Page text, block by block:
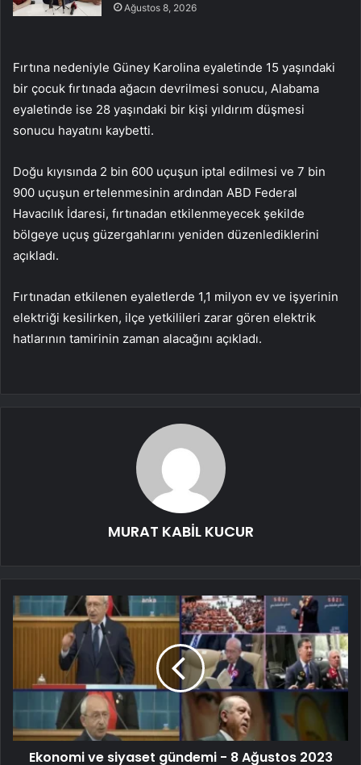
Ağustos 8, 2026
Fırtına nedeniyle Güney Karolina eyaletinde 15 yaşındaki
bir çocuk fırtınada ağacın devrilmesi sonucu, Alabama
eyaletinde ise 28 yaşındaki bir kişi yıldırım düşmesi
sonucu hayatını kaybetti.
Doğu kıyısında 2 bin 600 uçuşun iptal edilmesi ve 7 bin
900 uçuşun ertelenmesinin ardından ABD Federal
Havacılık İdaresi, fırtınadan etkilenmeyecek şekilde
bölgeye uçuş güzergahlarını yeniden düzenlediklerini
açıkladı.
Fırtınadan etkilenen eyaletlerde 1,1 milyon ev ve işyerinin
elektriği kesilirken, ilçe yetkilileri zarar gören elektrik
hatlarının tamirinin zaman alacağını açıkladı.
MURAT KABİL KUCUR
Ekonomi ve siyaset gündemi - 8 Ağustos 2023